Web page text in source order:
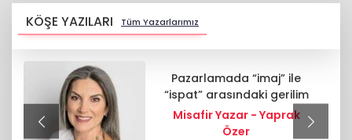
KÖŞE YAZILARI Tüm Yazarlarımız
Pazarlamada “imaj” ile
“ispat” arasındaki gerilim
Misafir Yazar - Yaprak
Özer